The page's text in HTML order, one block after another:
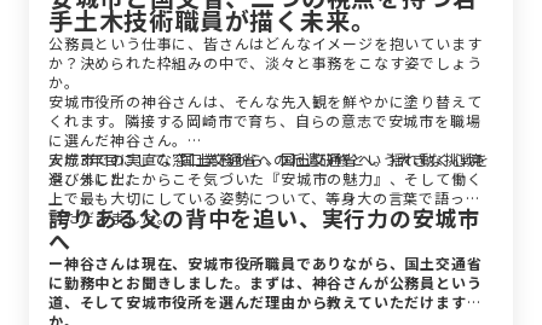
手土木技術職員が描く未来。
公務員という仕事に、皆さんはどんなイメージを抱いています
か？決められた枠組みの中で、淡々と事務をこなす姿でしょう
か。
安城市役所の神谷さんは、そんな先入観を鮮やかに塗り替えて
くれます。隣接する岡崎市で育ち、自らの意志で安城市を職場
に選んだ神谷さん。
入庁3年目にして、国土交通省への派遣研修という大きな挑戦を
選びました。
安城市での実直な窓口業務から、国土交通省へ。揺れ動く心境
や、外に出たからこそ気づいた『安城市の魅力』、そして働く
上で最も大切にしている姿勢について、等身大の言葉で語って
いただきました。
誇りある父の背中を追い、実行力の安城市
へ
ー神谷さんは現在、安城市役所職員でありながら、国土交通省
に勤務中とお聞きしました。まずは、神谷さんが公務員という
道、そして安城市役所を選んだ理由から教えていただけます
か。